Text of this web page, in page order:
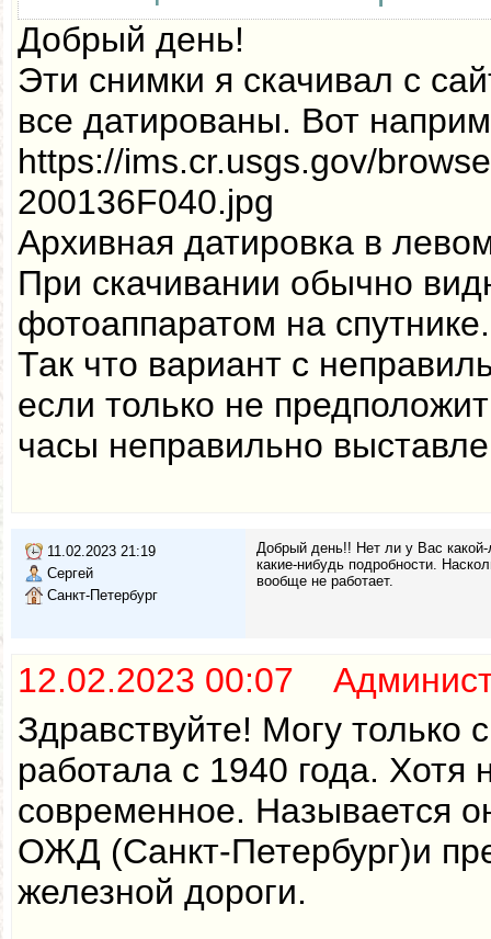
Добрый день!
Эти снимки я скачивал с
все датированы. Вот
https://ims.cr.usgs.gov/
200136F040.jpg
Архивная датировка в
При скачивании обычно
фотоаппаратом на спутнике.
Так что вариант с
если только не
часы неправильно
11.02.2023 21:19
Сергей
Санкт-Петербург
Добрый день!! Нет ли у Вас
какие-нибудь подробности.
вообще не работает.
12.02.2023 00:07
Здравствуйте! Могу только
работала с 1940 года.
современное. Называется
ОЖД (Санкт-Петербург)и
железной дороги.